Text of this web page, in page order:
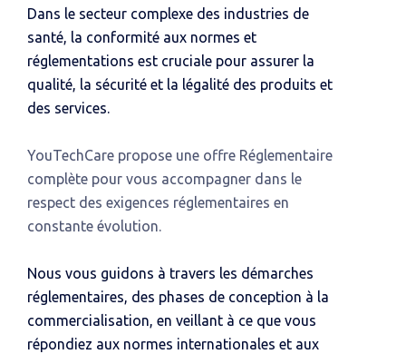
Dans le secteur complexe des industries de
santé, la conformité aux normes et
réglementations est cruciale pour assurer la
qualité, la sécurité et la légalité des produits et
des services.
YouTechCare propose une offre Réglementaire
complète pour vous accompagner dans le
respect des exigences réglementaires en
constante évolution.
Nous vous guidons à travers les démarches
réglementaires, des phases de conception à la
commercialisation, en veillant à ce que vous
répondiez aux normes internationales et aux